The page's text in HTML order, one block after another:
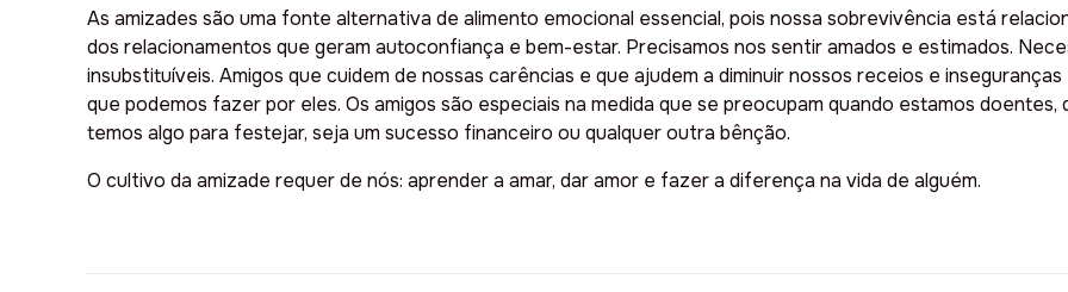
As amizades são uma fonte alternativa de alimento emocional essencial, pois nossa sobrevivência está
dos relacionamentos que geram autoconfiança e bem-estar. Precisamos nos sentir amados e estimados.
insubstituíveis. Amigos que cuidem de nossas carências e que ajudem a diminuir nossos receios e
que podemos fazer por eles. Os amigos são especiais na medida que se preocupam quando estamos
temos algo para festejar, seja um sucesso financeiro ou qualquer outra bênção.
O cultivo da amizade requer de nós: aprender a amar, dar amor e fazer a diferença na vida de alguém.